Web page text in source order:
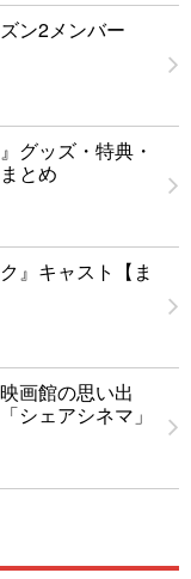
ン2メンバー
グッズ・特典・
とめ
』キャスト【ま
画館の思い出
シェアシネマ」